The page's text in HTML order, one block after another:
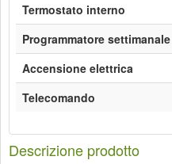
Termostato interno
Programmatore settimanale
Accensione elettrica
Telecomando
Descrizione prodotto